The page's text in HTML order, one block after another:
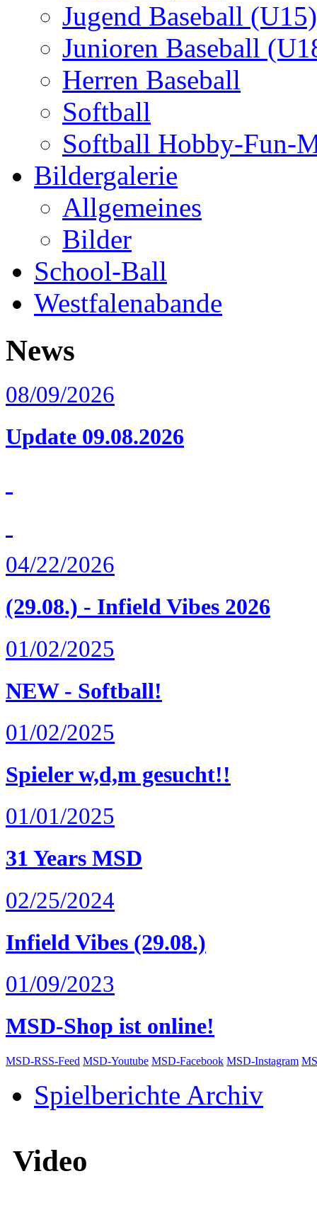
Jugend Baseball (U15)
Junioren Baseball
Herren Baseball
Softball
Softball Hobby-Fun-
Bildergalerie
Allgemeines
Bilder
School-Ball
Westfalenabande
News
08/09/2026
Update 09.08.2026
04/22/2026
(29.08.) - Infield Vibes 2026
01/02/2025
NEW - Softball!
01/02/2025
Spieler w,d,m gesucht!!
01/01/2025
31 Years MSD
02/25/2024
Infield Vibes (29.08.)
01/09/2023
MSD-Shop ist online!
MSD-RSS-Feed MSD-Youtube MSD-Facebook MSD-Instagram
Spielberichte Archiv
Video